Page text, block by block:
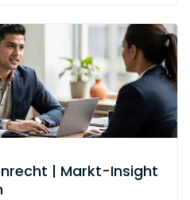
| Markt-Insight